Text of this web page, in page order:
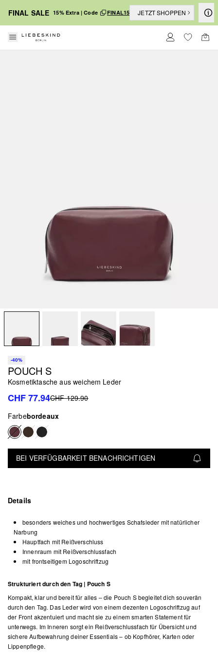
FINAL SALE 15% Extra | Code FINAL15 JETZT SHOPPEN
-40%
POUCH S
Kosmetiktasche aus weichem Leder
CHF 77.94CHF 129.90
Farbebordeaux
BEI VERFÜGBARKEIT BENACHRICHTIGEN
Details
besonders weiches und hochwertiges Schafsleder mit natürlicher
Narbung
Hauptfach mit Reißverschluss
Innenraum mit Reißverschlussfach
mit frontseitigem Logoschriftzug
Strukturiert durch den Tag | Pouch S
Kompakt, klar und bereit für alles – die Pouch S begleitet dich souverän
durch den Tag. Das Leder wird von einem dezenten Logoschriftzug auf
der Front akzentuiert und macht sie zu einem smarten Statement für
unterwegs. Im Inneren sorgt ein Reißverschlussfach für Übersicht und
sichere Aufbewahrung deiner Essentials – ob Kopfhörer, Karten oder
Lippenpflege.